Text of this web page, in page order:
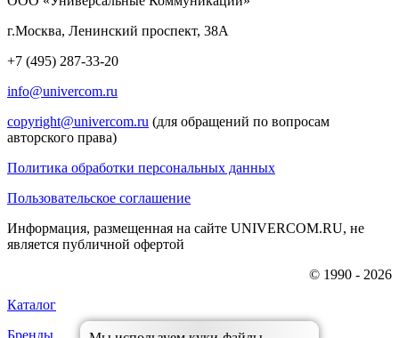
г.Москва, Ленинский проспект, 38А
+7 (495) 287-33-20
info@univercom.ru
copyright@univercom.ru (для обращений по вопросам
авторского права)
Политика обработки персональных данных
Пользовательское соглашение
Информация, размещенная на сайте UNIVERCOM.RU, не
является публичной офертой
© 1990 - 2026
Каталог